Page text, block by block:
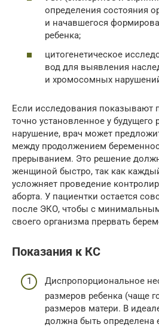
определения состояния
и начавшегося
ребенка;
цитогенетическое
вод для выявления
и хромосомных
Если исследования
точно установленное у будущего
нарушение, врач может
между продолжением
прерыванием. Это решение
женщиной быстро, так как
усложняет проведение
аборта. У пациентки остается
после ЭКО, чтобы с
своего организма прервать
Показания к КС
Диспропорциональное
размеров ребенка (чаще
размеров матери. В
должна быть определена